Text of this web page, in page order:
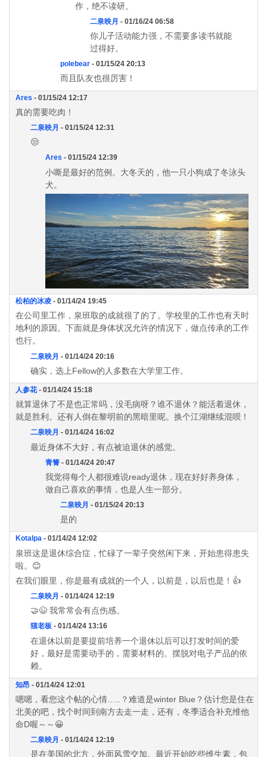
作，绝不读研。
二泉映月 - 01/16/24 06:58
你儿子活动能力强，不需要多读书就能
过得好。
polebear - 01/15/24 20:13
而且队友也很厉害！
Ares - 01/15/24 12:17
真的需要吃肉！
二泉映月 - 01/15/24 12:31
😒
Ares - 01/15/24 12:39
小嘶是最好的范例。大冬天的，他一只小狗成了冬泳头
犬。
松柏的冰凌 - 01/14/24 19:45
在公司里工作，泉班取的成就很了的了。学校里的工作也有天时
地利的原因。下面就是身体状况允许的情况下，做点传承的工作
也行。
二泉映月 - 01/14/24 20:16
确实，选上Fellow的人多数在大学里工作。
人参花- 01/14/24 15:18
就算退休了不是也正常吗，没毛病呀？谁不退休？能活着退休，
就是胜利。还有人倒在黎明前的黑暗里呢。换个江湖继续混呗！
二泉映月 - 01/14/24 16:02
最近身体不大好，有点被迫退休的感觉。
青箐 - 01/14/24 20:47
我觉得每个人都很难说ready退休，现在好好养身体，
做自己喜欢的事情，也是人生一部分。
二泉映月 - 01/15/24 20:13
是的
Kotalpa - 01/14/24 12:02
泉班这是退休综合症，忙碌了一辈子突然闲下来，开始患得患失
啦。😊
在我们眼里，你是最有成就的一个人，以前是，以后也是！👍
二泉映月 - 01/14/24 12:19
🤝😉 我常常会有点伤感。
猫老板 - 01/14/24 13:16
在退休以前是要提前培养一个退休以后可以打发时间的爱
好，最好是需要动手的，需要材料的。摆脱对电子产品的依
赖。
知昂 - 01/14/24 12:01
嗯嗯，看您这个帖的心情…..？难道是winter Blue？估计您是住在
北美的吧，找个时间到南方去走一走，还有，冬季适合补充维他
命D喔～～😀
二泉映月 - 01/14/24 12:19
是在美国的北方，外面风雪交加。最近开始吃些维生素，包